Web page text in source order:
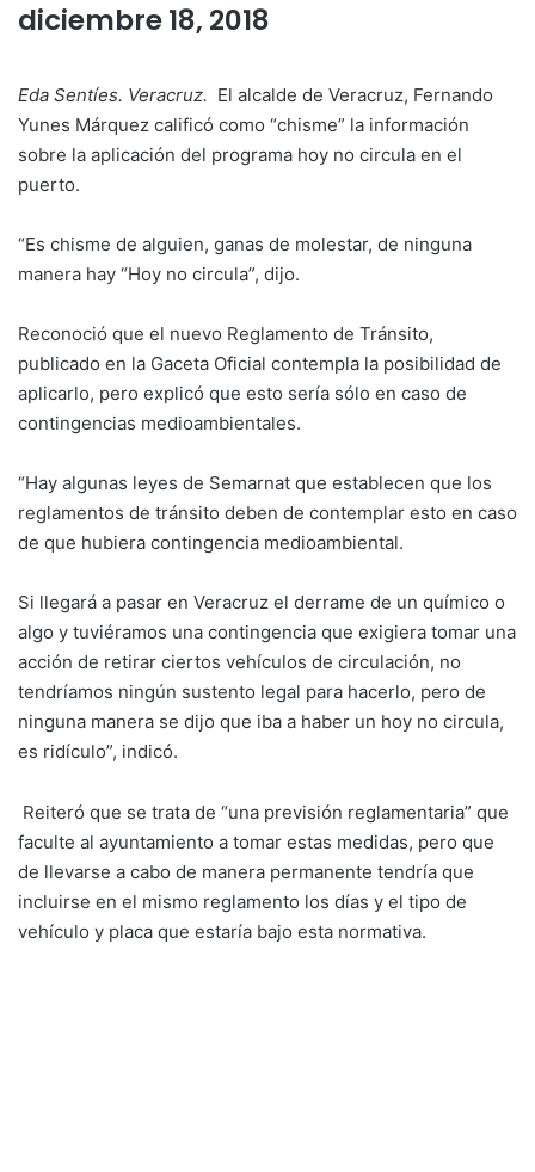
diciembre 18, 2018
Eda Sentíes. Veracruz. El alcalde de Veracruz, Fernando
Yunes Márquez calificó como “chisme” la información
sobre la aplicación del programa hoy no circula en el
puerto.
“Es chisme de alguien, ganas de molestar, de ninguna
manera hay “Hoy no circula”, dijo.
Reconoció que el nuevo Reglamento de Tránsito,
publicado en la Gaceta Oficial contempla la posibilidad de
aplicarlo, pero explicó que esto sería sólo en caso de
contingencias medioambientales.
“Hay algunas leyes de Semarnat que establecen que los
reglamentos de tránsito deben de contemplar esto en caso
de que hubiera contingencia medioambiental.
Si llegará a pasar en Veracruz el derrame de un químico o
algo y tuviéramos una contingencia que exigiera tomar una
acción de retirar ciertos vehículos de circulación, no
tendríamos ningún sustento legal para hacerlo, pero de
ninguna manera se dijo que iba a haber un hoy no circula,
es ridículo”, indicó.
Reiteró que se trata de “una previsión reglamentaria” que
faculte al ayuntamiento a tomar estas medidas, pero que
de llevarse a cabo de manera permanente tendría que
incluirse en el mismo reglamento los días y el tipo de
vehículo y placa que estaría bajo esta normativa.